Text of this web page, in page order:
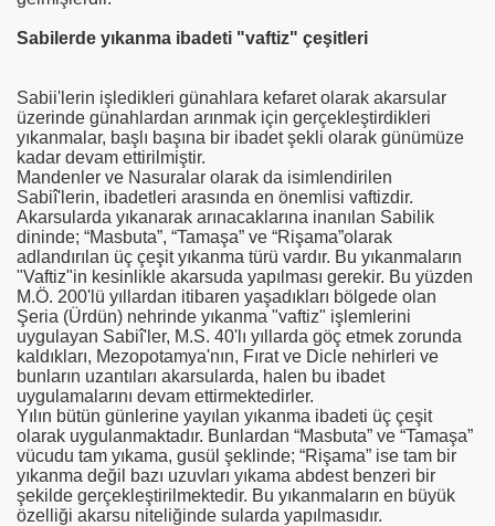
Sabilerde yıkanma ibadeti "vaftiz" çeşitleri
Sabii'lerin işledikleri günahlara kefaret olarak akarsular
üzerinde günahlardan arınmak için gerçekleştirdikleri
yıkanmalar, başlı başına bir ibadet şekli olarak günümüze
kadar devam ettirilmiştir.
Mandenler ve Nasuralar olarak da isimlendirilen
Sabiî'lerin, ibadetleri arasında en önemlisi vaftizdir.
Akarsularda yıkanarak arınacaklarına inanılan Sabilik
dininde; “Masbuta”, “Tamaşa” ve “Rişama”olarak
adlandırılan üç çeşit yıkanma türü vardır. Bu yıkanmaların
"Vaftiz"in kesinlikle akarsuda yapılması gerekir. Bu yüzden
M.Ö. 200'lü yıllardan itibaren yaşadıkları bölgede olan
Şeria (Ürdün) nehrinde yıkanma "vaftiz" işlemlerini
uygulayan Sabiî'ler, M.S. 40'lı yıllarda göç etmek zorunda
kaldıkları, Mezopotamya'nın, Fırat ve Dicle nehirleri ve
bunların uzantıları akarsularda, halen bu ibadet
uygulamalarını devam ettirmektedirler.
Yılın bütün günlerine yayılan yıkanma ibadeti üç çeşit
olarak uygulanmaktadır. Bunlardan “Masbuta” ve “Tamaşa”
vücudu tam yıkama, gusül şeklinde; “Rişama” ise tam bir
yıkanma değil bazı uzuvları yıkama abdest benzeri bir
şekilde gerçekleştirilmektedir. Bu yıkanmaların en büyük
özelliği akarsu niteliğinde sularda yapılmasıdır.
NECAŞİ